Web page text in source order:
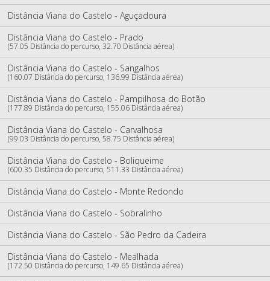
Distância Viana do Castelo - Aguçadoura
Distância Viana do Castelo - Prado
(57.05 Distância do percurso, 32.70 Distância aérea)
Distância Viana do Castelo - Sangalhos
(160.07 Distância do percurso, 136.99 Distância aérea)
Distância Viana do Castelo - Pampilhosa do Botão
(177.89 Distância do percurso, 155.06 Distância aérea)
Distância Viana do Castelo - Carvalhosa
(99.03 Distância do percurso, 58.75 Distância aérea)
Distância Viana do Castelo - Boliqueime
(600.35 Distância do percurso, 511.33 Distância aérea)
Distância Viana do Castelo - Monte Redondo
Distância Viana do Castelo - Sobralinho
Distância Viana do Castelo - São Pedro da Cadeira
Distância Viana do Castelo - Mealhada
(172.50 Distância do percurso, 149.65 Distância aérea)